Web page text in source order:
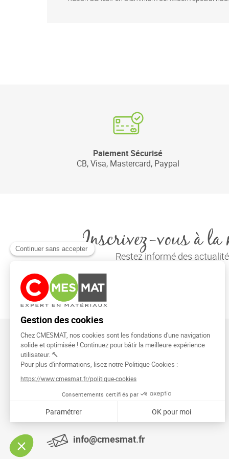
Paiement Sécurisé
CB, Visa, Mastercard, Paypal
Inscrivez-vous à la
Restez informé des
CMESMAT
91026 EVRY COURCOURONNES
info@cmesmat.fr